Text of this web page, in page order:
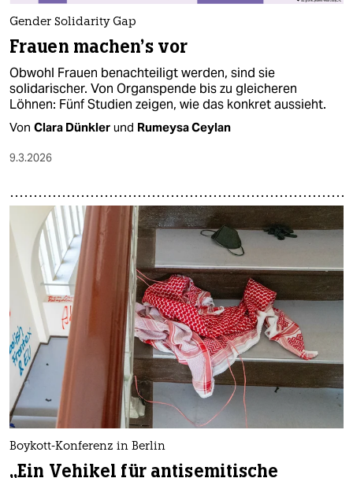
Gender Solidarity Gap
Frauen machen's vor
Obwohl Frauen benachteiligt werden, sind sie
solidarischer. Von Organspende bis zu gleicheren
Löhnen: Fünf Studien zeigen, wie das konkret aussieht.
Von Clara Dünkler und Rumeysa Ceylan
9.3.2026
Boykott-Konferenz in Berlin
„Ein Vehikel für antisemitische